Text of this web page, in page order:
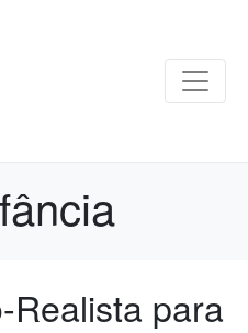
Realista para